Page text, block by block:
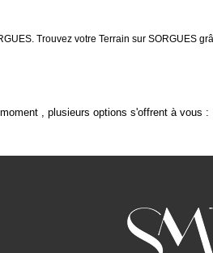
NOS AVIS CLIENTS
Trouvez votre Terrain sur SORGUES
, plusieurs options s'offrent à vous :